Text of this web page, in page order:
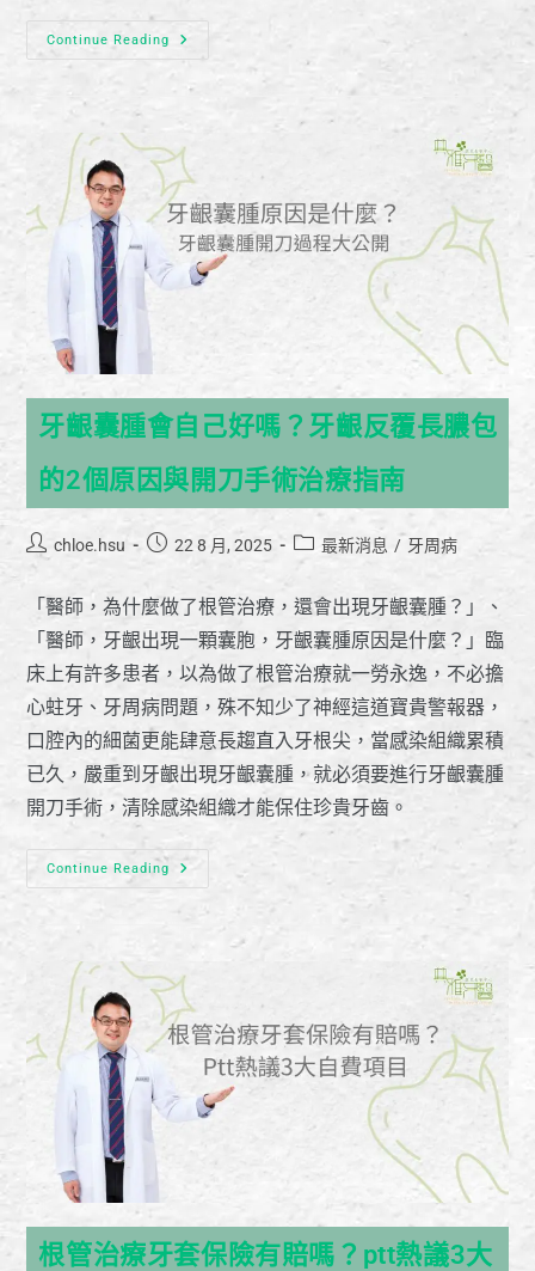
Continue Reading
牙齦囊腫會自己好嗎？牙齦反覆長膿包
的2個原因與開刀手術治療指南
chloe.hsu 22 8 月, 2025 最新消息 / 牙周病
「醫師，為什麼做了根管治療，還會出現牙齦囊腫？」、
「醫師，牙齦出現一顆囊胞，牙齦囊腫原因是什麼？」臨
床上有許多患者，以為做了根管治療就一勞永逸，不必擔
心蛀牙、牙周病問題，殊不知少了神經這道寶貴警報器，
口腔內的細菌更能肆意長趨直入牙根尖，當感染組織累積
已久，嚴重到牙齦出現牙齦囊腫，就必須要進行牙齦囊腫
開刀手術，清除感染組織才能保住珍貴牙齒。
Continue Reading
根管治療牙套保險有賠嗎？ptt熱議3大